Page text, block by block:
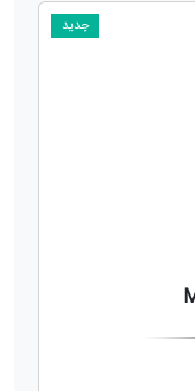
جدید